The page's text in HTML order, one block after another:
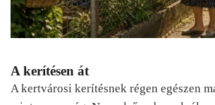
A kerítésen át
A kertvárosi kerítésnek régen egészen